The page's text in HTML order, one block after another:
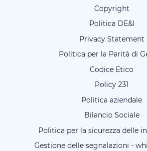
Copyright
Politica DE&I
Privacy Statement
Politica per la Parità di
Codice Etico
Policy 231
Politica aziendale
Bilancio Sociale
Politica per la sicurezza delle
Gestione delle segnalazioni -